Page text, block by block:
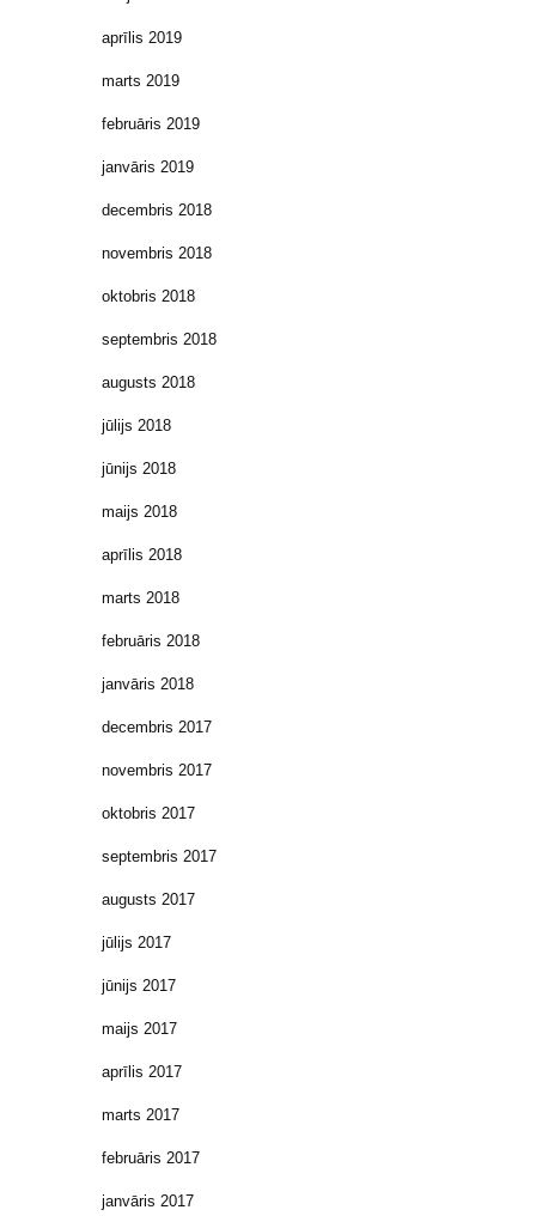
aprīlis 2019
marts 2019
februāris 2019
janvāris 2019
decembris 2018
novembris 2018
oktobris 2018
septembris 2018
augusts 2018
jūlijs 2018
jūnijs 2018
maijs 2018
aprīlis 2018
marts 2018
februāris 2018
janvāris 2018
decembris 2017
novembris 2017
oktobris 2017
septembris 2017
augusts 2017
jūlijs 2017
jūnijs 2017
maijs 2017
aprīlis 2017
marts 2017
februāris 2017
janvāris 2017